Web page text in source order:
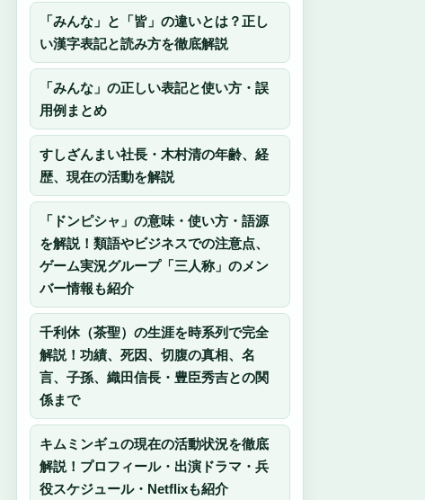
「みんな」と「皆」の違いとは？正し
い漢字表記と読み方を徹底解説
「みんな」の正しい表記と使い方・誤
用例まとめ
すしざんまい社長・木村清の年齢、経
歴、現在の活動を解説
「ドンピシャ」の意味・使い方・語源
を解説！類語やビジネスでの注意点、
ゲーム実況グループ「三人称」のメン
バー情報も紹介
千利休（茶聖）の生涯を時系列で完全
解説！功績、死因、切腹の真相、名
言、子孫、織田信長・豊臣秀吉との関
係まで
キムミンギュの現在の活動状況を徹底
解説！プロフィール・出演ドラマ・兵
役スケジュール・Netflixも紹介